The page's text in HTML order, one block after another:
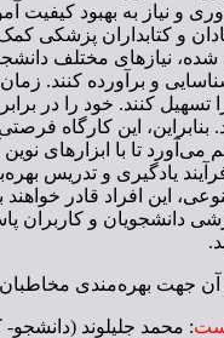
و نیاز به بهبود کیفیت
و کتابداران پزشکی کمک
نیازهای مختلف
و برآورده کنند. زمان
تسهیل کنند. خود را در
بنابراین، این کارگاه
می‌آورد تا با ابزارهای
یادگیری و تدریس
این افراد قادر خواهند
دانشجویان و کاربران
جهت بهره‌مندی مخاطبان
: محمد جلیلوند